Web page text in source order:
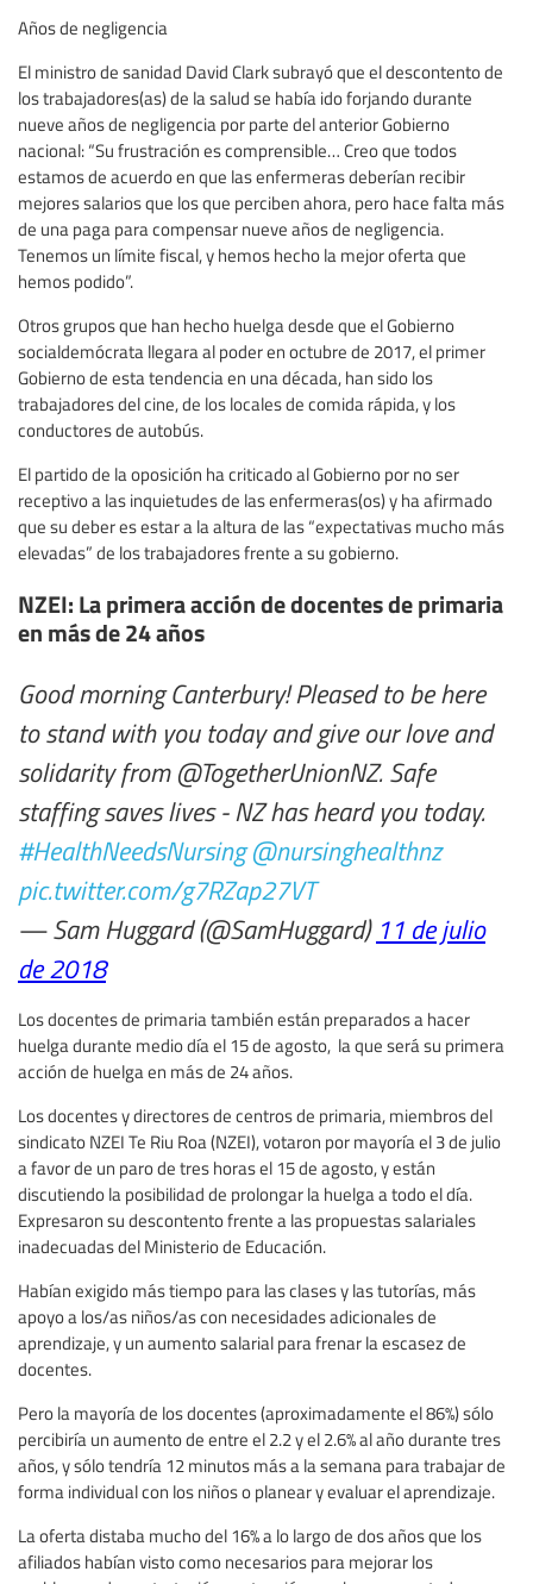
Años de negligencia
El ministro de sanidad David Clark subrayó que el descontento de
los trabajadores(as) de la salud se había ido forjando durante
nueve años de negligencia por parte del anterior Gobierno
nacional: “Su frustración es comprensible… Creo que todos
estamos de acuerdo en que las enfermeras deberían recibir
mejores salarios que los que perciben ahora, pero hace falta más
de una paga para compensar nueve años de negligencia.
Tenemos un límite fiscal, y hemos hecho la mejor oferta que
hemos podido”.
Otros grupos que han hecho huelga desde que el Gobierno
socialdemócrata llegara al poder en octubre de 2017, el primer
Gobierno de esta tendencia en una década, han sido los
trabajadores del cine, de los locales de comida rápida, y los
conductores de autobús.
El partido de la oposición ha criticado al Gobierno por no ser
receptivo a las inquietudes de las enfermeras(os) y ha afirmado
que su deber es estar a la altura de las “expectativas mucho más
elevadas” de los trabajadores frente a su gobierno.
NZEI: La primera acción de docentes de primaria
en más de 24 años
Good morning Canterbury! Pleased to be here
to stand with you today and give our love and
solidarity from @TogetherUnionNZ. Safe
staffing saves lives - NZ has heard you today.
#HealthNeedsNursing @nursinghealthnz
pic.twitter.com/g7RZap27VT
— Sam Huggard (@SamHuggard) 11 de julio
de 2018
Los docentes de primaria también están preparados a hacer
huelga durante medio día el 15 de agosto, la que será su primera
acción de huelga en más de 24 años.
Los docentes y directores de centros de primaria, miembros del
sindicato NZEI Te Riu Roa (NZEI), votaron por mayoría el 3 de julio
a favor de un paro de tres horas el 15 de agosto, y están
discutiendo la posibilidad de prolongar la huelga a todo el día.
Expresaron su descontento frente a las propuestas salariales
inadecuadas del Ministerio de Educación.
Habían exigido más tiempo para las clases y las tutorías, más
apoyo a los/as niños/as con necesidades adicionales de
aprendizaje, y un aumento salarial para frenar la escasez de
docentes.
Pero la mayoría de los docentes (aproximadamente el 86%) sólo
percibiría un aumento de entre el 2.2 y el 2.6% al año durante tres
años, y sólo tendría 12 minutos más a la semana para trabajar de
forma individual con los niños o planear y evaluar el aprendizaje.
La oferta distaba mucho del 16% a lo largo de dos años que los
afiliados habían visto como necesarios para mejorar los